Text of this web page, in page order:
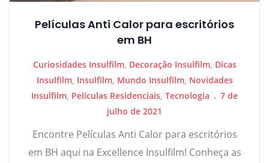
Películas Anti Calor para escritórios
em BH
Curiosidades Insulfilm, Decoração Insulfilm, Dicas
Insulfilm, Insulfilm, Mundo Insulfilm, Novidades
Insulfilm, Películas Residenciais, Tecnologia
7 de
julho de 2021
Encontre Películas Anti Calor para escritórios
em BH aqui na Excellence Insulfilm! Conheça as